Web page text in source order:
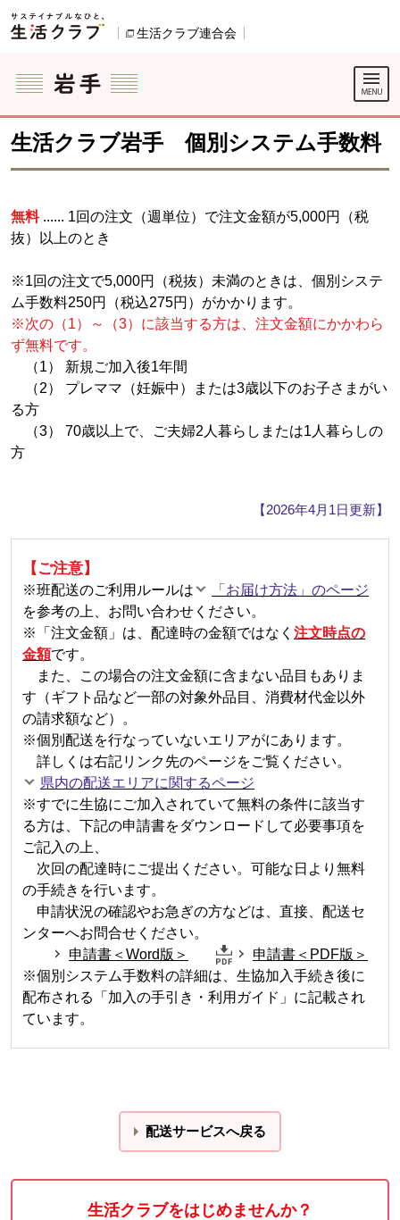
ページの先頭です。
生活クラブ連合会
ここからサイト内共通メニューです。
サイト内共通メニューをスキップする
サイト内共通メニューここまで。
生活クラブ岩手 個別システム手数料
無料...... 1回の注文（週単位）で注文金額が5,000円（税
抜）以上のとき
※1回の注文で5,000円（税抜）未満のときは、個別システ
ム手数料250円（税込275円）がかかります。
※次の（1）～（3）に該当する方は、注文金額にかかわら
ず無料です。
（1） 新規ご加入後1年間
（2） プレママ（妊娠中）または3歳以下のお子さまがい
る方
（3） 70歳以上で、ご夫婦2人暮らしまたは1人暮らしの
方
【2026年4月1日更新】
【ご注意】
※班配送のご利用ルールは
「お届け方法」のページ
を参考の上、お問い合わせください。
※「注文金額」は、配達時の金額ではなく 注文時点の
金額です。
また、この場合の注文金額に含まない品目もありま
す（ギフト品など一部の対象外品目、消費材代金以外
の請求額など）。
※個別配送を行なっていないエリアがにあります。
詳しくは右記リンク先のページをご覧ください。
県内の配送エリアに関するページ
※すでに生協にご加入されていて無料の条件に該当す
る方は、下記の申請書をダウンロードして必要事項を
ご記入の上、
次回の配達時にご提出ください。可能な日より無料
の手続きを行います。
申請状況の確認やお急ぎの方などは、直接、配送セ
ンターへお問合せください。
申請書＜Word版＞
申請書＜PDF版＞
※個別システム手数料の詳細は、生協加入手続き後に
配布される「加入の手引き・利用ガイド」に記載され
ています。
配送サービスへ戻る
生活クラブをはじめませんか？